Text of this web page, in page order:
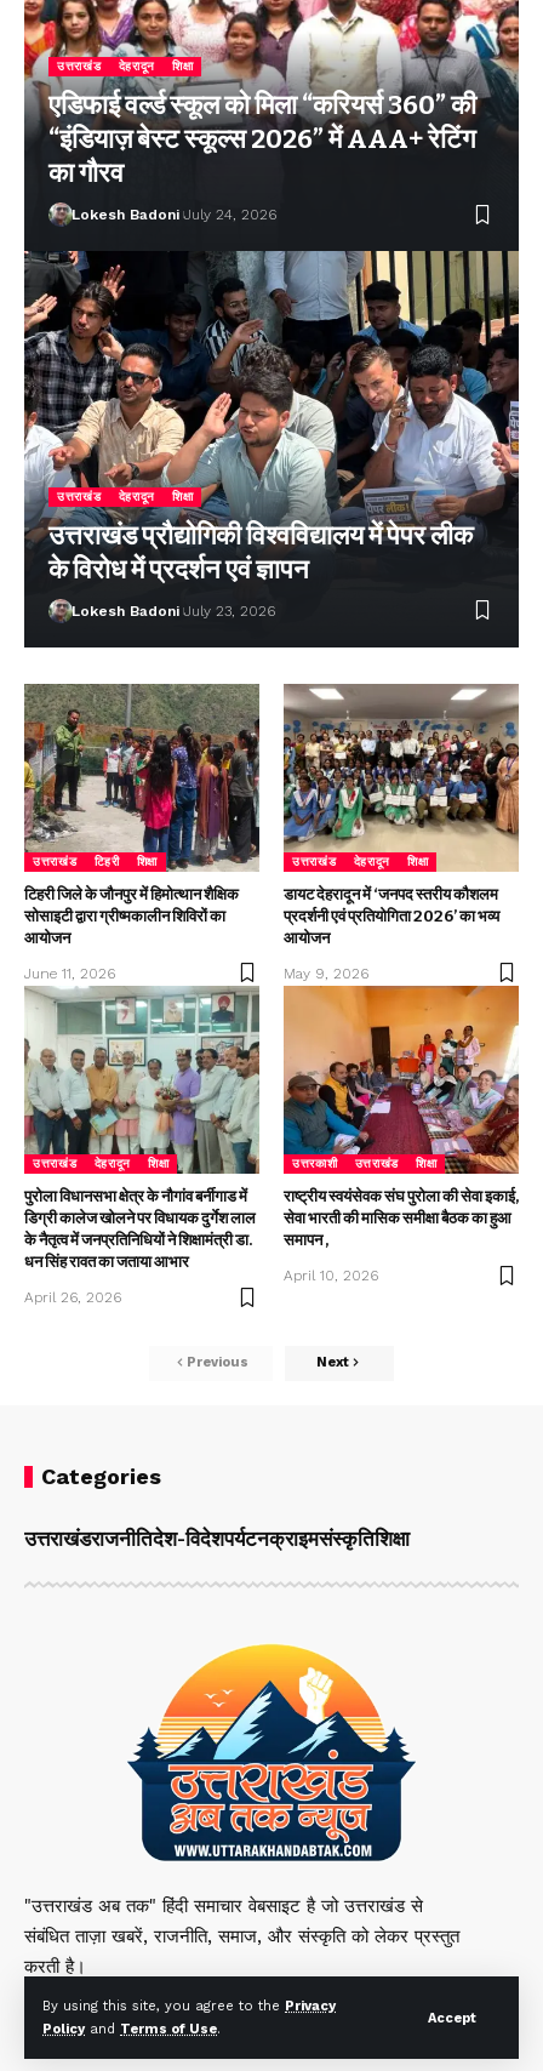
By using this site, you agree to the Privacy
Policyand Terms of Use.
Accept
उत्तराखंड देहरादून शिक्षा
एडिफाई वर्ल्ड स्कूल को मिला “करियर्स 360” की
“इंडियाज़ बेस्ट स्कूल्स 2026” में AAA+ रेटिंग
का गौरव
Lokesh Badoni July 24, 2026
उत्तराखंड देहरादून शिक्षा
उत्तराखंड प्रौद्योगिकी विश्वविद्यालय में पेपर लीक
के विरोध में प्रदर्शन एवं ज्ञापन
Lokesh Badoni July 23, 2026
उत्तराखंड टिहरी शिक्षा
टिहरी जिले के जौनपुर में हिमोत्थान शैक्षिक
सोसाइटी द्वारा ग्रीष्मकालीन शिविरों का
आयोजन
June 11, 2026
उत्तराखंड देहरादून शिक्षा
डायट देहरादून में ‘जनपद स्तरीय कौशलम
प्रदर्शनी एवं प्रतियोगिता 2026’ का भव्य
आयोजन
May 9, 2026
उत्तराखंड देहरादून शिक्षा
पुरोला विधानसभा क्षेत्र के नौगांव बर्नीगाड में
डिग्री कालेज खोलने पर विधायक दुर्गेश लाल
के नैतृत्व में जनप्रतिनिधियों ने शिक्षामंत्री डा.
धन सिंह रावत का जताया आभार
April 26, 2026
उत्तरकाशी उत्तराखंड शिक्षा
राष्ट्रीय स्वयंसेवक संघ पुरोला की सेवा इकाई,
सेवा भारती की मासिक समीक्षा बैठक का हुआ
समापन ,
April 10, 2026
Previous Next
Categories
उत्तराखंडराजनीतिदेश-विदेशपर्यटनक्राइमसंस्कृतिशिक्षा
"उत्तराखंड अब तक" हिंदी समाचार वेबसाइट है जो उत्तराखंड से
संबंधित ताज़ा खबरें, राजनीति, समाज, और संस्कृति को लेकर प्रस्तुत
करती है।